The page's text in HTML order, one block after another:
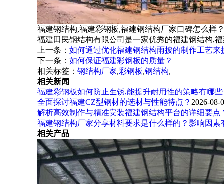
福建钢结构,福建彩钢板,福建钢结构厂家口碑怎么样
福建田民钢结构有限公司是一家优秀的福建钢结构,福
上一条： 如何通过优化福建钢结构雨披的制作工艺来
下一条： 如何保证福建彩钢板的质量？
相关标签： 钢结构厂家,彩钢板,钢结构,
相关新闻
福建彩钢板如何防止生锈,能提升耐用性的策略有哪些
全面探讨福建CZ型钢材的选材与性能特点？ 2026-08-
解析高效制作与精准安装福建钢结构平台的详细要点
福建钢结构厂家分享材料要求是什么样的？影响因素
相关产品